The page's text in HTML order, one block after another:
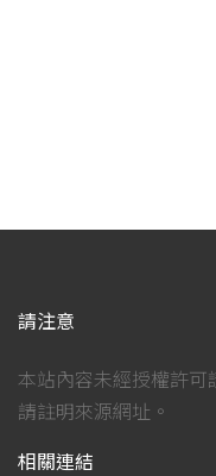
請注意
本站內容未經授權許
請註明來源網址。
相關連結